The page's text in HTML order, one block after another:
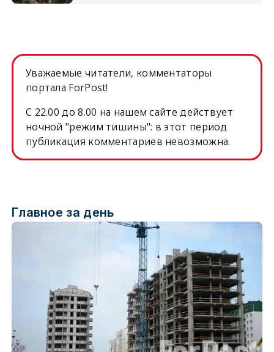
Уважаемые читатели, комментаторы
портала ForPost!
C 22.00 до 8.00 на нашем сайте действует
ночной "режим тишины": в этот период
публикация комментариев невозможна.
Главное за день